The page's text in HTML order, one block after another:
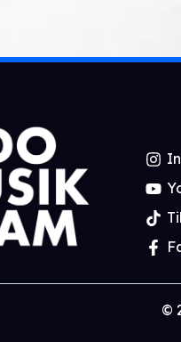
©